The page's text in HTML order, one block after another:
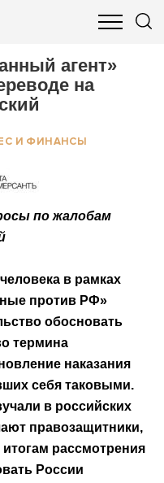
БИЗНЕС И ФИНАНСЫ
агент»
на
И ФИНАНСЫ
по жалобам
в рамках
против РФ»
обосновать
термина
наказания
себя таковыми.
в российских
правозащитники,
рассмотрения
России